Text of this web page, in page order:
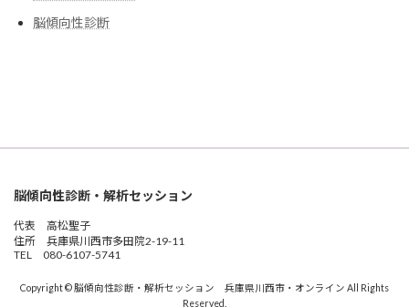
脳傾向性診断
脳傾向性診断・解析セッション
代表 高松聖子
住所 兵庫県川西市多田院2-19-11
TEL 080-6107-5741
Copyright © 脳傾向性診断・解析セッション 兵庫県川西市・オンライン All Rights
Reserved.